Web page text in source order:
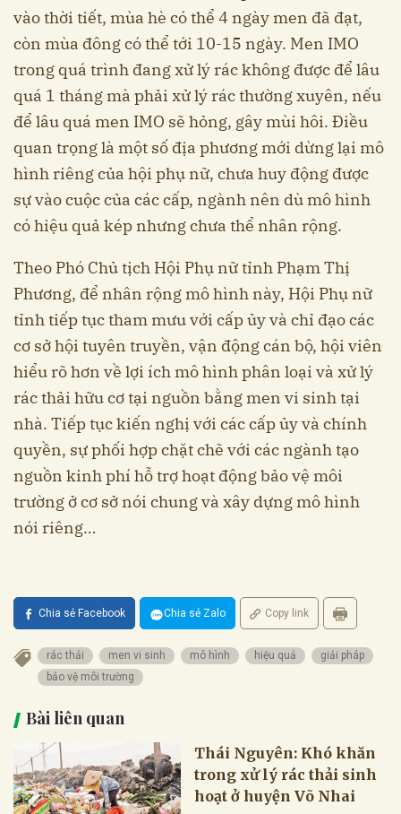
vào thời tiết, mùa hè có thể 4 ngày men đã đạt,
còn mùa đông có thể tới 10-15 ngày. Men IMO
trong quá trình đang xử lý rác không được để lâu
quá 1 tháng mà phải xử lý rác thường xuyên, nếu
để lâu quá men IMO sẽ hỏng, gây mùi hôi. Điều
quan trọng là một số địa phương mới dừng lại mô
hình riêng của hội phụ nữ, chưa huy động được
sự vào cuộc của các cấp, ngành nên dù mô hình
có hiệu quả kép nhưng chưa thể nhân rộng.
Theo Phó Chủ tịch Hội Phụ nữ tỉnh Phạm Thị
Phương, để nhân rộng mô hình này, Hội Phụ nữ
tỉnh tiếp tục tham mưu với cấp ủy và chỉ đạo các
cơ sở hội tuyên truyền, vận động cán bộ, hội viên
hiểu rõ hơn về lợi ích mô hình phân loại và xử lý
rác thải hữu cơ tại nguồn bằng men vi sinh tại
nhà. Tiếp tục kiến nghị với các cấp ủy và chính
quyền, sự phối hợp chặt chẽ với các ngành tạo
nguồn kinh phí hỗ trợ hoạt động bảo vệ môi
trường ở cơ sở nói chung và xây dựng mô hình
nói riêng…
Chia sẻ Facebook Chia sẻ Zalo Copy link
rác thải men vi sinh mô hình hiệu quả
giải pháp
bảo vệ môi trường
Bài liên quan
Thái Nguyên: Khó khăn
trong xử lý rác thải sinh
hoạt ở huyện Võ Nhai